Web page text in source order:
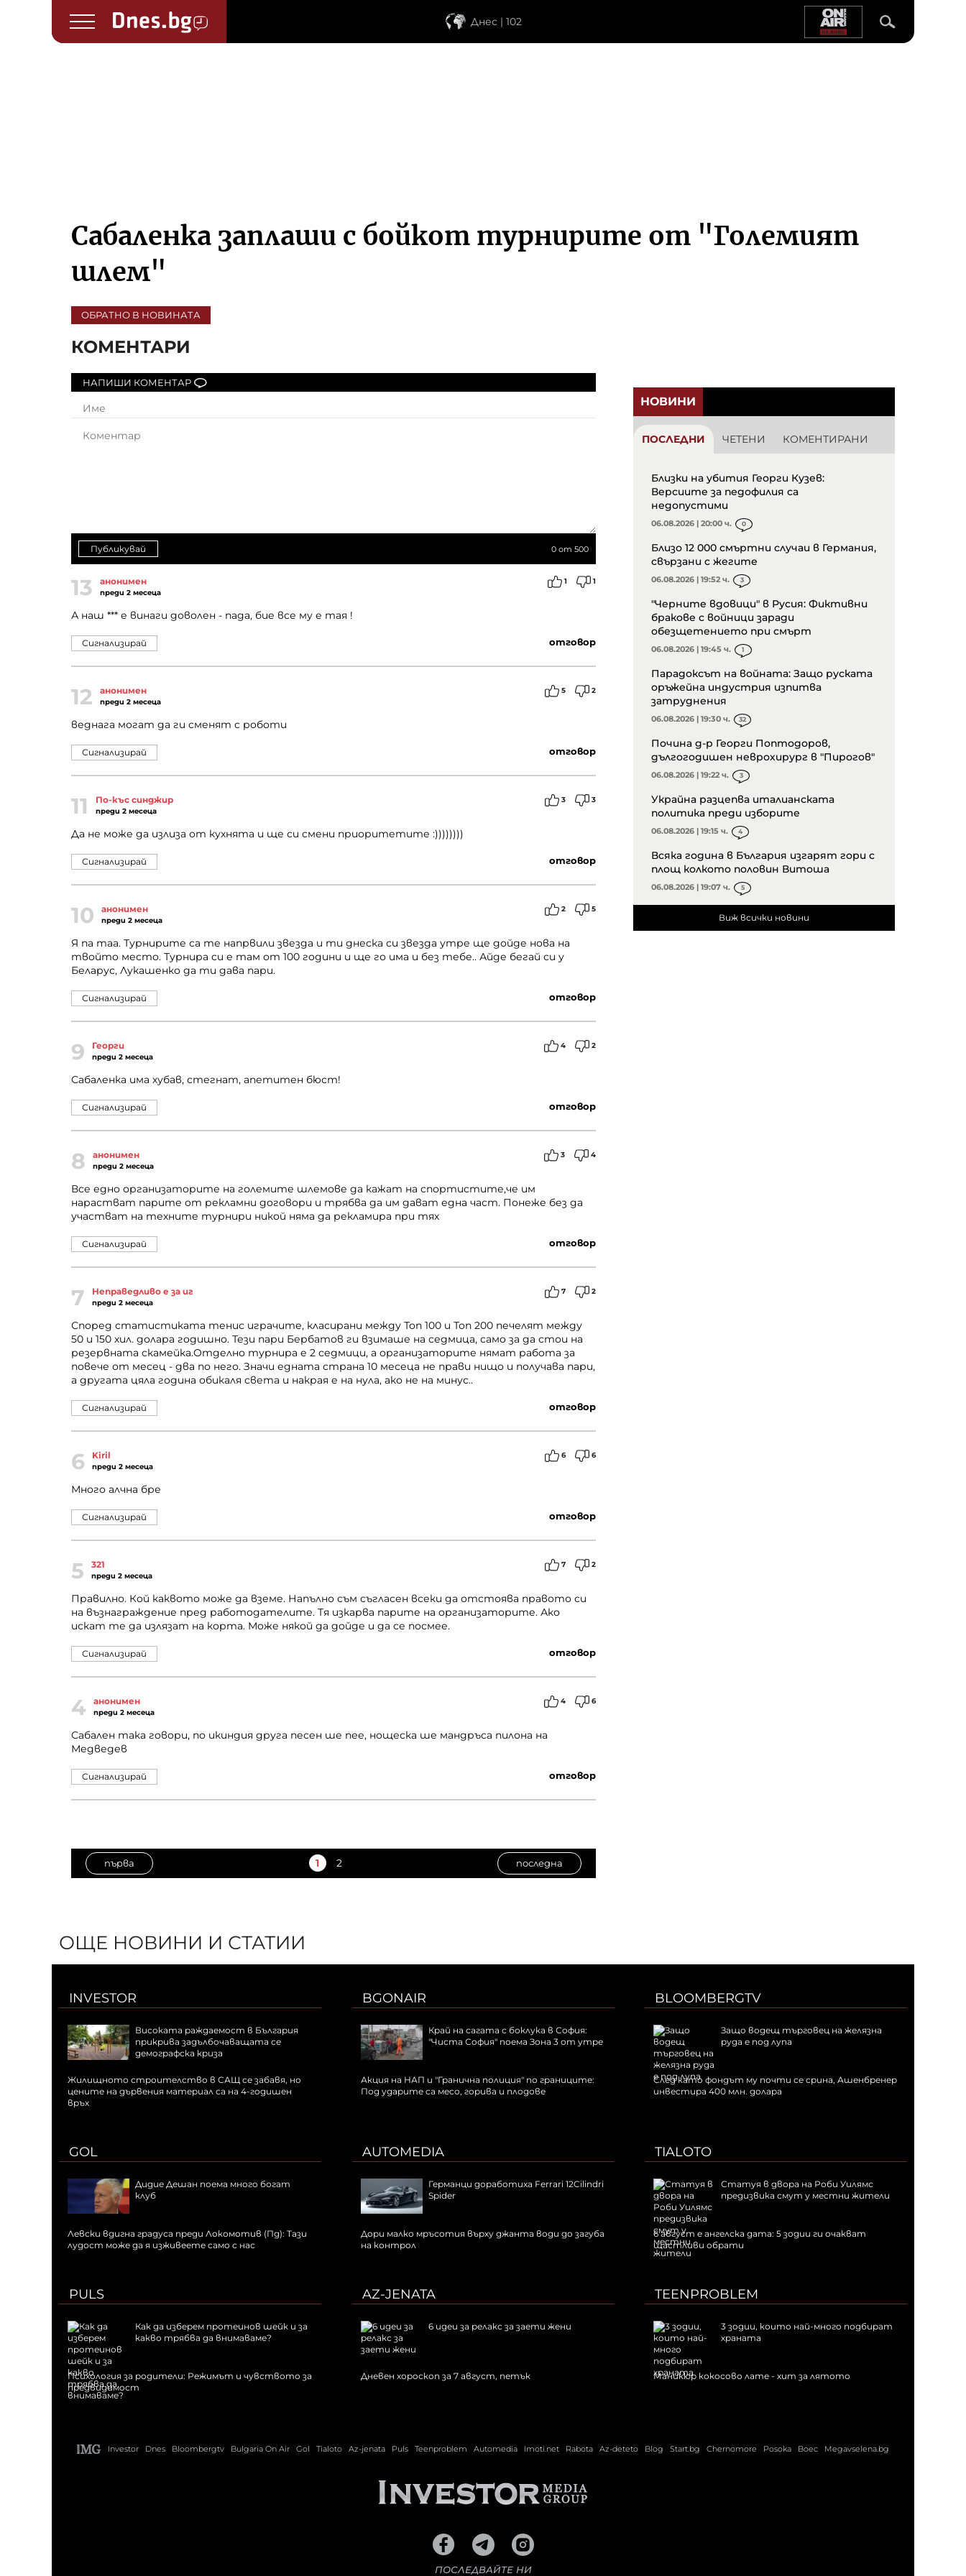
Днес | 102
Сабаленка заплаши с бойкот турнирите от "Големият
шлем"
ОБРАТНО В НОВИНАТА
КОМЕНТАРИ
НАПИШИ КОМЕНТАР
0 от 500
Публикувай
13 анонимен
преди 2 месеца
1 1
А наш *** е винаги доволен - пада, бие все му е тая !
отговор
Сигнализирай
12 анонимен
преди 2 месеца
5 2
веднага могат да ги сменят с роботи
отговор
Сигнализирай
11 По-къс синджир
преди 2 месеца
3 3
Да не може да излиза от кухнята и ще си смени приоритетите :))))))))
отговор
Сигнализирай
10 анонимен
преди 2 месеца
2 5
Я па таа. Турнирите са те напрвили звезда и ти днеска си звезда утре ще дойде нова на
твойто место. Турнира си е там от 100 години и ще го има и без тебе.. Айде бегай си у
Беларус, Лукашенко да ти дава пари.
отговор
Сигнализирай
9 Георги
преди 2 месеца
4 2
Сабаленка има хубав, стегнат, апетитен бюст!
отговор
Сигнализирай
8 анонимен
преди 2 месеца
3 4
Все едно организаторите на големите шлемове да кажат на спортистите,че им
нарастват парите от рекламни договори и трябва да им дават една част. Понеже без да
участват на техните турнири никой няма да рекламира при тях
отговор
Сигнализирай
7 Неправедливо е за иг
преди 2 месеца
7 2
Според статистиката тенис играчите, класирани между Топ 100 и Топ 200 печелят между
50 и 150 хил. долара годишно. Тези пари Бербатов ги взимаше на седмица, само за да стои на
резервната скамейка.Отделно турнира е 2 седмици, а организаторите нямат работа за
повече от месец - два по него. Значи едната страна 10 месеца не прави нищо и получава пари,
а другата цяла година обикаля света и накрая е на нула, ако не на минус..
отговор
Сигнализирай
6 Kiril
преди 2 месеца
6 6
Много алчна бре
отговор
Сигнализирай
5 321
преди 2 месеца
7 2
Правилно. Кой каквото може да вземе. Напълно съм съгласен всеки да отстоява правото си
на възнаграждение пред работодателите. Тя изкарва парите на организаторите. Ако
искат те да излязат на корта. Може някой да дойде и да се посмее.
отговор
Сигнализирай
4 анонимен
преди 2 месеца
4 6
Сабален така говори, по икиндия друга песен ше пее, нощеска ше мандръса пилона на
Медведев
отговор
Сигнализирай
първа 1 2 последна
НОВИНИ
ПОСЛЕДНИ ЧЕТЕНИ КОМЕНТИРАНИ
Близки на убития Георги Кузев:
Версиите за педофилия са
недопустими
06.08.2026 | 20:00 ч. 0
Близо 12 000 смъртни случаи в Германия,
свързани с жегите
06.08.2026 | 19:52 ч. 3
"Черните вдовици" в Русия: Фиктивни
бракове с войници заради
обезщетението при смърт
06.08.2026 | 19:45 ч. 1
Парадоксът на войната: Защо руската
оръжейна индустрия изпитва
затруднения
06.08.2026 | 19:30 ч. 32
Почина д-р Георги Поптодоров,
дългогодишен неврохирург в "Пирогов"
06.08.2026 | 19:22 ч. 3
Украйна разцепва италианската
политика преди изборите
06.08.2026 | 19:15 ч. 4
Всяка година в България изгарят гори с
площ колкото половин Витоша
06.08.2026 | 19:07 ч. 5
Виж всички новини
ОЩЕ НОВИНИ И СТАТИИ
INVESTOR
Високата раждаемост в България
прикрива задълбочаващата се
демографска криза
Жилищното строителство в САЩ се забавя, но
цените на дървения материал са на 4-годишен
връх
BGONAIR
Край на сагата с боклука в София:
"Чиста София" поема Зона 3 от утре
Акция на НАП и "Гранична полиция" по границите:
Под ударите са месо, горива и плодове
BLOOMBERGTV
Защо водещ търговец на желязна
руда е под лупа
След като фондът му почти се срина, Ашенбренер
инвестира 400 млн. долара
GOL
Дидие Дешан поема много богат
клуб
Левски вдигна градуса преди Локомотив (Пд): Тази
лудост може да я изживеете само с нас
AUTOMEDIA
Германци доработиха Ferrari 12Cilindri
Spider
Дори малко мръсотия върху джанта води до загуба
на контрол
TIALOTO
Статуя в двора на Роби Уилямс
предизвика смут у местни жители
6 август е ангелска дата: 5 зодии ги очакват
щастливи обрати
PULS
Как да изберем протеинов шейк и за
какво трябва да внимаваме?
Психология за родители: Режимът и чувството за
предвидимост
AZ-JENATA
6 идеи за релакс за заети жени
Дневен хороскоп за 7 август, петък
TEENPROBLEM
3 зодии, които най-много подбират
храната
Маникюр кокосово лате - хит за лятото
Investor Dnes Bloombergtv Bulgaria On Air Gol Tialoto Az-jenata Puls Teenproblem Automedia Imoti.net Rabota Az-deteto Blog Start.bg Chernomore Posoka Boec Megavselena.bg
ПОСЛЕДВАЙТЕ НИ